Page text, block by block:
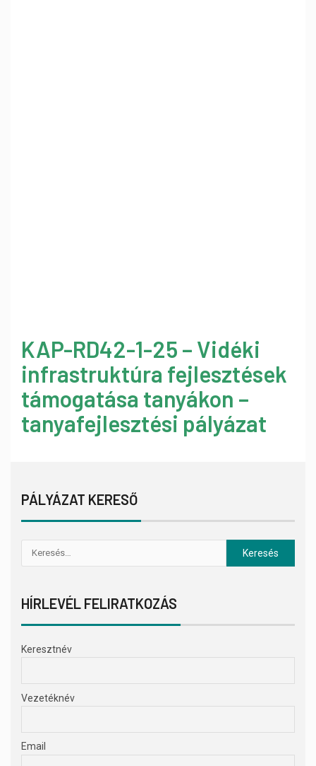
KAP-RD42-1-25 – Vidéki
infrastruktúra fejlesztések
támogatása tanyákon –
tanyafejlesztési pályázat
PÁLYÁZAT KERESŐ
HÍRLEVÉL FELIRATKOZÁS
Keresztnév
Vezetéknév
Email